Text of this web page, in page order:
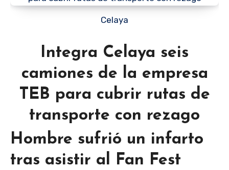
Celaya
Integra Celaya seis
camiones de la empresa
TEB para cubrir rutas de
transporte con rezago
Hombre sufrió un infarto
tras asistir al Fan Fest